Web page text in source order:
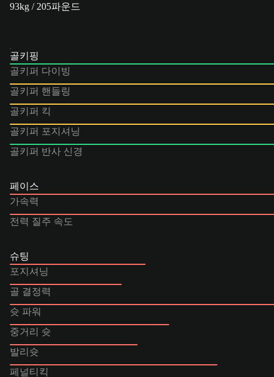
93kg / 205파운드
골키핑
골키퍼 다이빙
골키퍼 핸들링
골키퍼 킥
골키퍼 포지셔닝
골키퍼 반사 신경
페이스
가속력
전력 질주 속도
슈팅
포지셔닝
골 결정력
슛 파워
중거리 슛
발리슛
페널티킥